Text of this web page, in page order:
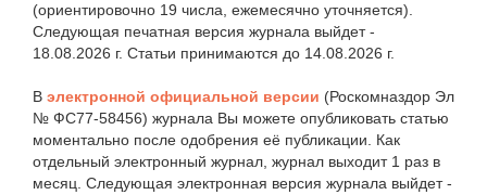
(ориентировочно 19 числа, ежемесячно уточняется).
Следующая печатная версия журнала выйдет -
18.08.2026 г. Статьи принимаются до 14.08.2026 г.
В электронной официальной версии (Роскомназдор Эл
№ ФС77-58456) журнала Вы можете опубликовать статью
моментально после одобрения её публикации. Как
отдельный электронный журнал, журнал выходит 1 раз в
месяц. Следующая электронная версия журнала выйдет -